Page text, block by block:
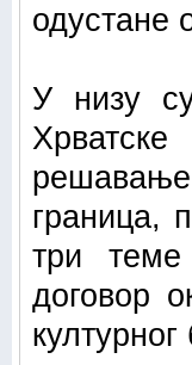
одустане
У низу
граница,
три теме
договор